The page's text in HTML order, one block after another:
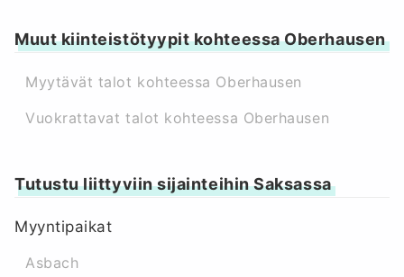
Muut kiinteistötyypit kohteessa Oberhausen
Myytävät talot kohteessa Oberhausen
Vuokrattavat talot kohteessa Oberhausen
Tutustu liittyviin sijainteihin Saksassa
Myyntipaikat
Asbach